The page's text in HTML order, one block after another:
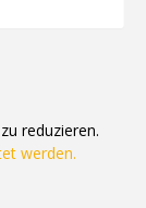
reduzieren.
werden.